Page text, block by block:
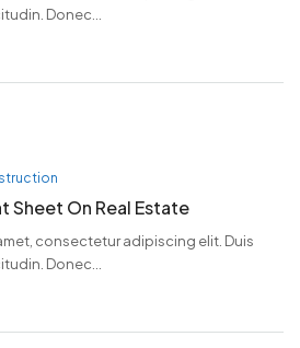
Donec...
Sheet On Real Estate
consectetur adipiscing elit. Duis
Donec...